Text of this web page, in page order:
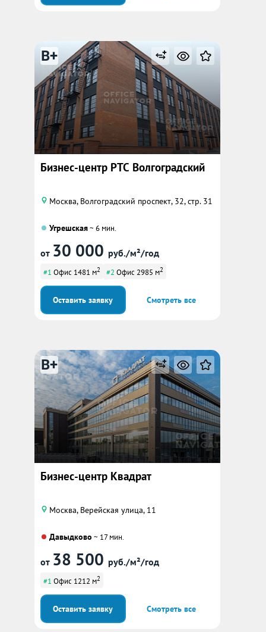
B+
Бизнес-центр РТС Волгоградский
Москва, Волгоградский проспект, 32, стр. 31
Угрешская~ 6 мин.
от 30 000 руб./м²/год
#1 Офис 1481 м2 #2 Офис 2985 м2
Оставить заявку Смотреть все
B+
Бизнес-центр Квадрат
Москва, Верейская улица, 11
Давыдково ~ 17 мин.
от 38 500 руб./м²/год
#1 Офис 1212 м2
Оставить заявку Смотреть все